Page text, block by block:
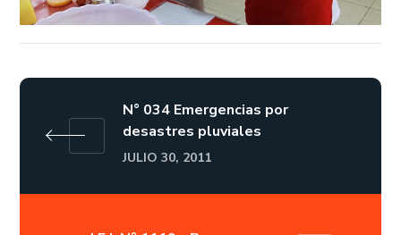
N° 034 Emergencias por
desastres pluviales
JULIO 30, 2011